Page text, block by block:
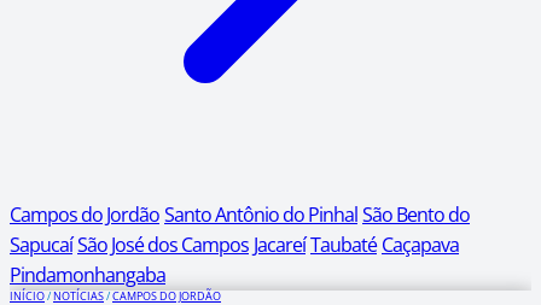
Campos do JordãoSanto Antônio do PinhalSão Bento do
SapucaíSão José dos Campos JacareíTaubaté Caçapava
Pindamonhangaba
INÍCIO/NOTÍCIAS/CAMPOS DO JORDÃO